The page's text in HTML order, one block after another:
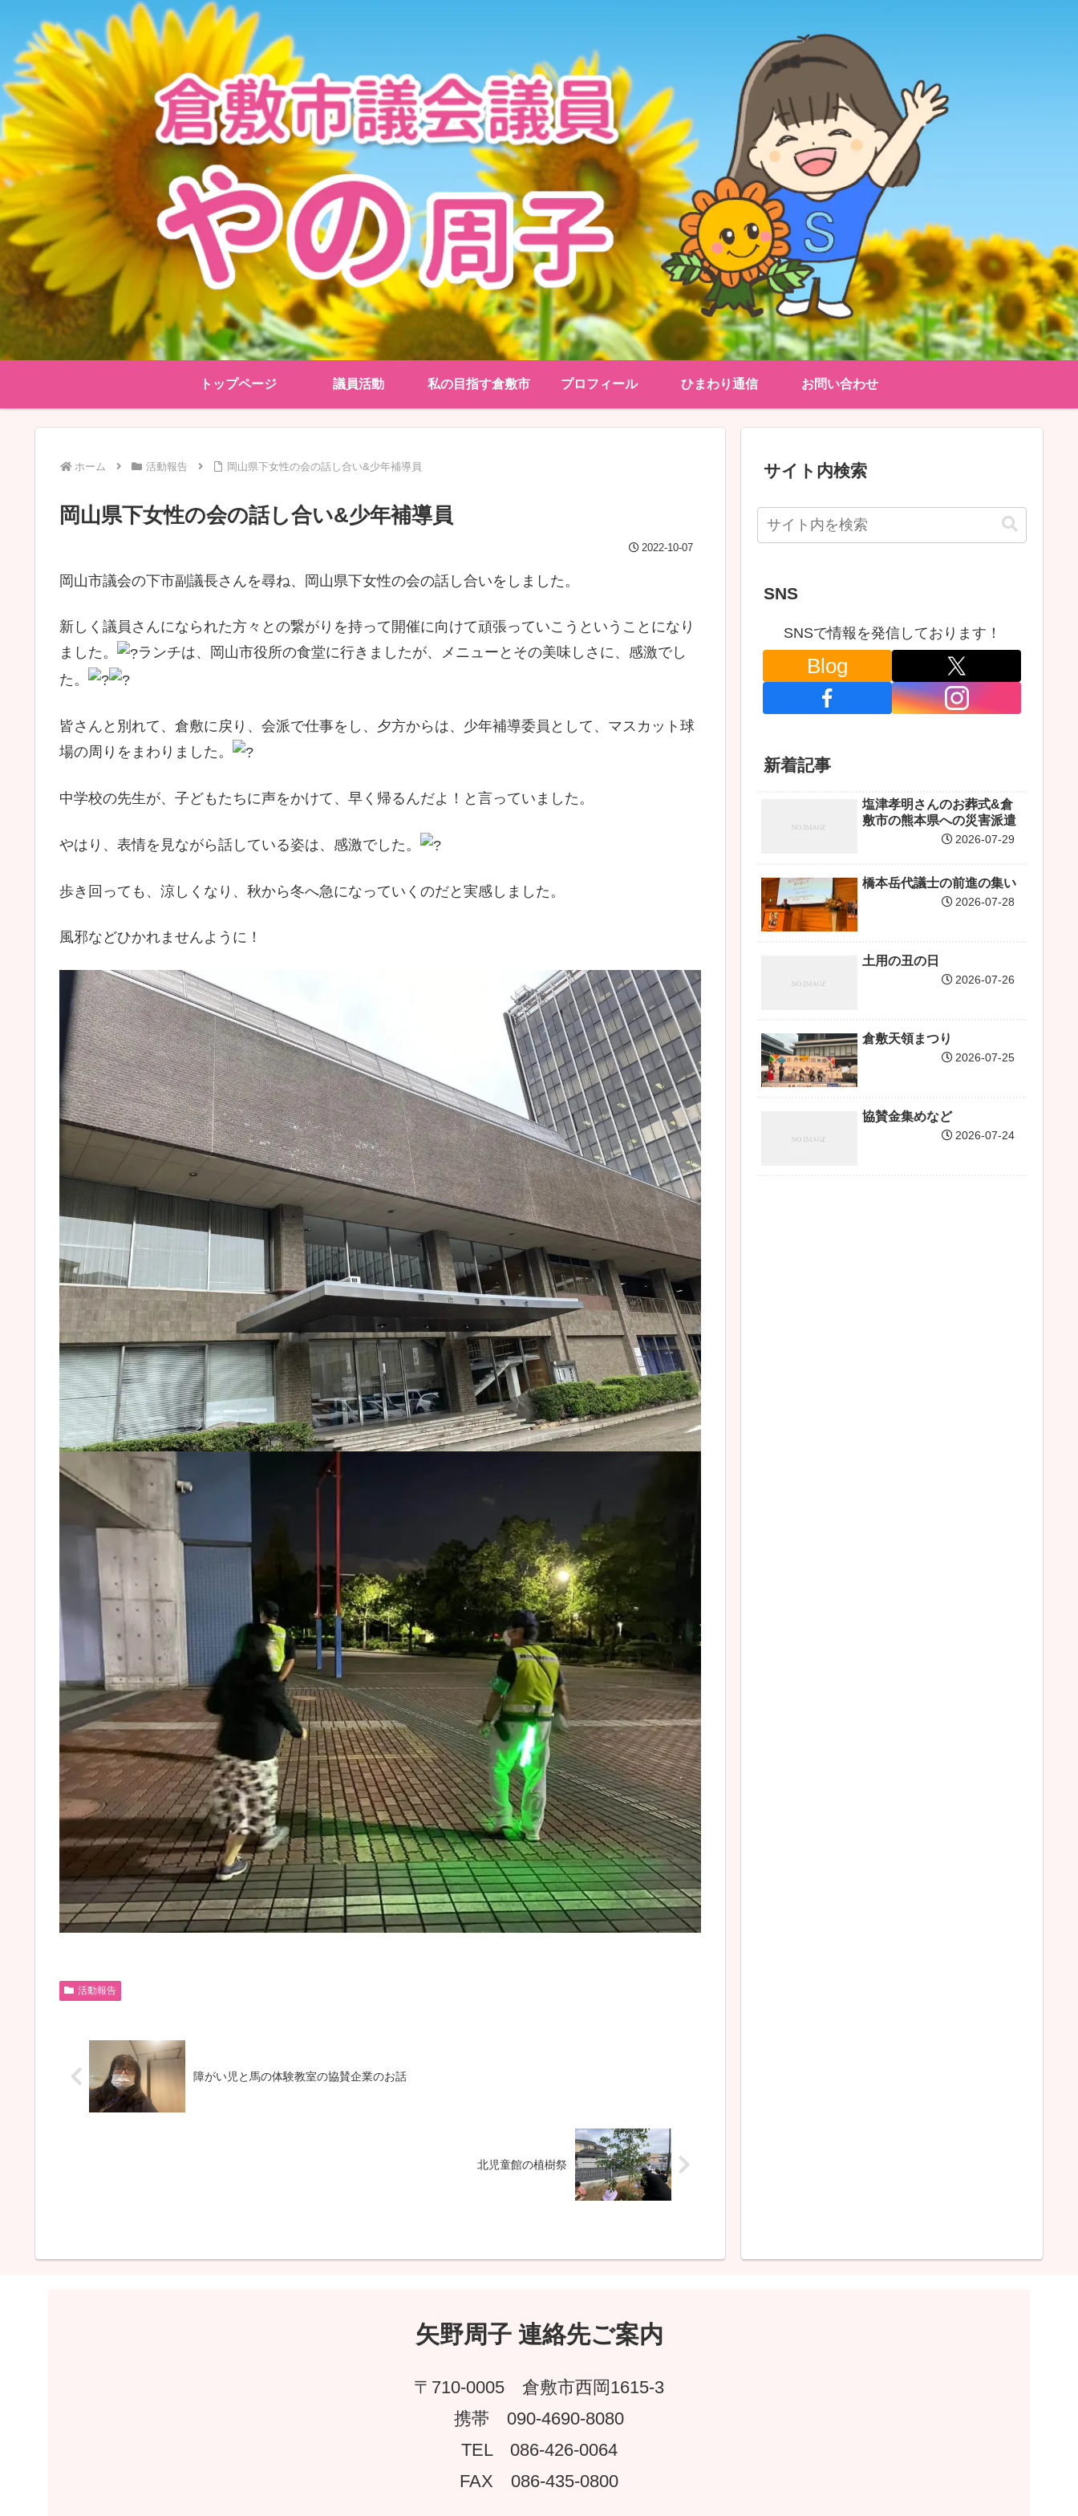
トップページ 議員活動 私の目指す倉敷市 プロフィール ひまわり通信 お問い合わせ
ホーム 活動報告 岡山県下女性の会の話し合い&少年補導員
岡山県下女性の会の話し合い&少年補導員
2022-10-07
岡山市議会の下市副議長さんを尋ね、岡山県下女性の会の話し合いをしました。
新しく議員さんになられた方々との繋がりを持って開催に向けて頑張っていこうということになり
ました。
ランチは、岡山市役所の食堂に行きましたが、メニューとその美味しさに、感激でし
た。
皆さんと別れて、倉敷に戻り、会派で仕事をし、夕方からは、少年補導委員として、マスカット球
場の周りをまわりました。
中学校の先生が、子どもたちに声をかけて、早く帰るんだよ！と言っていました。
やはり、表情を見ながら話している姿は、感激でした。
歩き回っても、涼しくなり、秋から冬へ急になっていくのだと実感しました。
風邪などひかれませんように！
活動報告
障がい児と馬の体験教室の協賛企業のお話
北児童館の植樹祭
サイト内検索
SNS
SNSで情報を発信しております！
Blog
新着記事
塩津孝明さんのお葬式&倉
敷市の熊本県への災害派遣
2026-07-29
橋本岳代議士の前進の集い
2026-07-28
土用の丑の日
2026-07-26
倉敷天領まつり
2026-07-25
協賛金集めなど
2026-07-24
矢野周子 連絡先ご案内
〒710-0005 倉敷市西岡1615-3
携帯 090-4690-8080
TEL 086-426-0064
FAX 086-435-0800